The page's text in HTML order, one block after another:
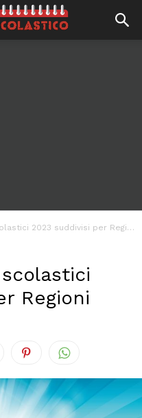
2023 suddivisi per Regioni
Regioni